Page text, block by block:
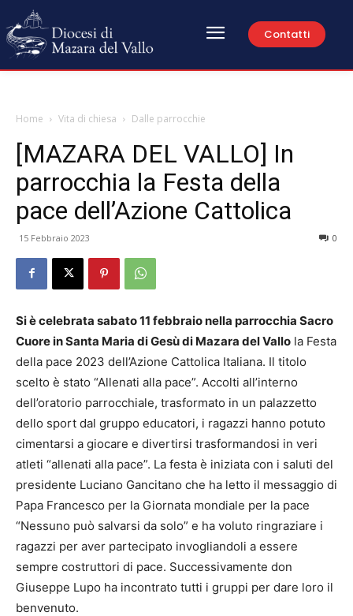
Contatti
Home Vita di chiesa Dalle parrocchie
[MAZARA DEL VALLO] In
parrocchia la Festa della
pace dell’Azione Cattolica
15 Febbraio 2023 0
Si è celebrata sabato 11 febbraio nella parrocchia Sacro
Cuore in Santa Maria di Gesù di Mazara del Vallo la Festa
della pace 2023 dell’Azione Cattolica Italiana. Il titolo
scelto è stato “Allenati alla pace”. Accolti all’interno
dell’oratorio parrocchiale, trasformato in un palazzetto
dello sport dal gruppo educatori, i ragazzi hanno potuto
cimentarsi a giocare e divertirsi trasformandosi in veri
atleti “allenati alla pace”. La festa è iniziata con i saluti del
presidente Luciano Gancitano che ha letto il messaggio di
Papa Francesco per la Giornata mondiale per la pace
“Nessuno può salvarsi da solo” e ha voluto ringraziare i
ragazzi per aver partecipato invogliandoli a essere
sempre costruttori di pace. Successivamente don
Giuseppe Lupo ha incontrato tutti i gruppi per dare loro il
benvenuto.